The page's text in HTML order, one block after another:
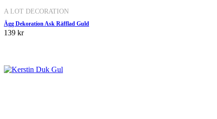
A LOT DECORATION
Ägg Dekoration Ask Räfflad Guld
139 kr